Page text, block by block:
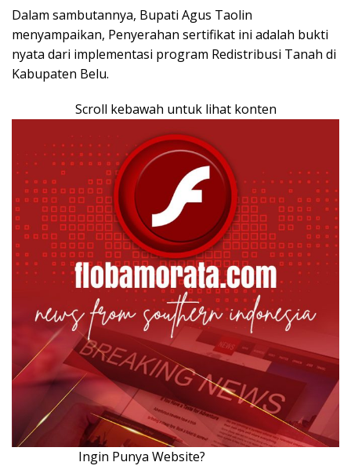
Dalam sambutannya, Bupati Agus Taolin
menyampaikan, Penyerahan sertifikat ini adalah bukti
nyata dari implementasi program Redistribusi Tanah di
Kabupaten Belu.
Scroll kebawah untuk lihat konten
Ingin Punya Website?